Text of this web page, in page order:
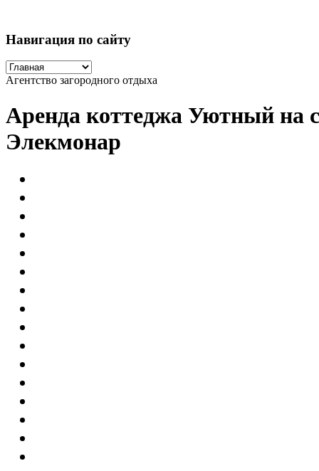
Навигация по сайту
Агентство загородного отдыха
Аренда коттеджа Уютный на
Элекмонар